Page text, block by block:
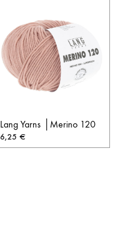
Lang Yarns │Merino 120
6,25 €